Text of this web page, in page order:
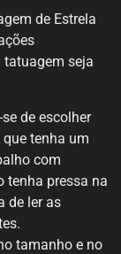
de Estrela
seja
de escolher
tenha um
com
tenha pressa na
de ler as
tamanho e no